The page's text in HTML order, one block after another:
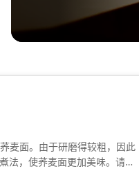
麦面。由于研磨得较粗，因此
法，使荞麦面更加美味。请享